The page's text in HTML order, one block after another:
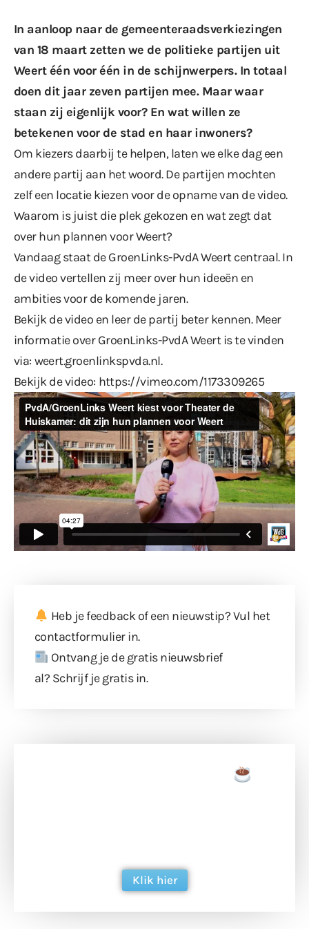
In aanloop naar de gemeenteraadsverkiezingen
van 18 maart zetten we de politieke partijen uit
Weert één voor één in de schijnwerpers. In totaal
doen dit jaar zeven partijen mee. Maar waar
staan zij eigenlijk voor? En wat willen ze
betekenen voor de stad en haar inwoners?
Om kiezers daarbij te helpen, laten we elke dag een
andere partij aan het woord. De partijen mochten
zelf een locatie kiezen voor de opname van de video.
Waarom is juist die plek gekozen en wat zegt dat
over hun plannen voor Weert?
Vandaag staat de GroenLinks-PvdA Weert centraal. In
de video vertellen zij meer over hun ideeën en
ambities voor de komende jaren.
Bekijk de video en leer de partij beter kennen. Meer
informatie over GroenLinks-PvdA Weert is te vinden
via: weert.groenlinkspvda.nl.
Bekijk de video: https://vimeo.com/1173309265
Heb je feedback of een nieuwstip? Vul het
contactformulierin.
Ontvang je de gratis nieuwsbrief
al? Schrijf je gratis in.
Klik hier